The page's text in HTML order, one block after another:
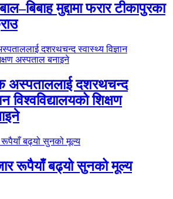
मुद्दामा फरार टीकापुरका
अस्पताललाई दशरथचन्द
विश्वविद्यालयको शिक्षण
रूपैयाँ बढ्यो सुनको मूल्य